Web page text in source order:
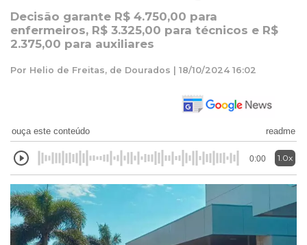
Decisão garante R$ 4.750,00 para
enfermeiros, R$ 3.325,00 para técnicos e R$
2.375,00 para auxiliares
Por Helio de Freitas, de Dourados | 18/10/2024 16:02
ouça este conteúdo readme
0:00 1.0x